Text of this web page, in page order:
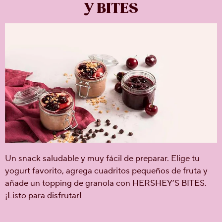
Y BITES
Un snack saludable y muy fácil de preparar. Elige tu
yogurt favorito, agrega cuadritos pequeños de fruta y
añade un topping de granola con HERSHEY’S BITES.
¡Listo para disfrutar!